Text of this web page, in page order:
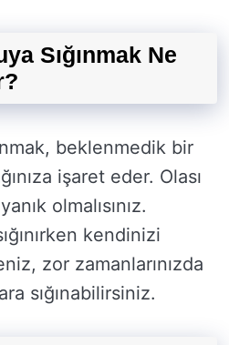
Sığınmak Ne
beklenmedik bir
işaret eder. Olası
olmalısınız.
kendinizi
zor zamanlarınızda
sığınabilirsiniz.